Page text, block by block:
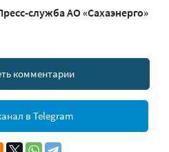
служба АО «Сахаэнерго»
комментарии
в Telegram